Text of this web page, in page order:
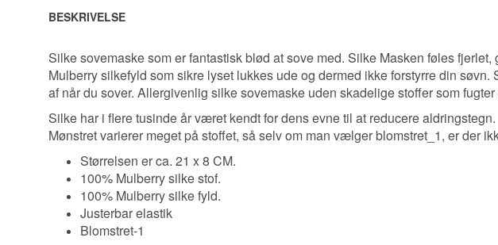
BESKRIVELSE
Silke sovemaske som er fantastisk blød at sove med. Silke Masken føles
Mulberry silkefyld som sikre lyset lukkes ude og dermed ikke forstyrre din
af når du sover. Allergivenlig silke sovemaske uden skadelige stoffer som
Silke har i flere tusinde år været kendt for dens evne til at reducere aldringstegn.
Mønstret varierer meget på stoffet, så selv om man vælger blomstret_1, er der
Størrelsen er ca. 21 x 8 CM.
100% Mulberry silke stof.
100% Mulberry silke fyld.
Justerbar elastik
Blomstret-1